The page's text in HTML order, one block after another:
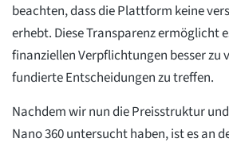
beachten, dass die Plattform keine
erhebt. Diese Transparenz ermöglicht
finanziellen Verpflichtungen besser zu
fundierte Entscheidungen zu treffen.
Nachdem wir nun die Preisstruktur
Nano 360 untersucht haben, ist es an